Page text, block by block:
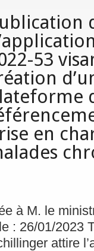
53
en
à M. le
: 26/01/2023
attire